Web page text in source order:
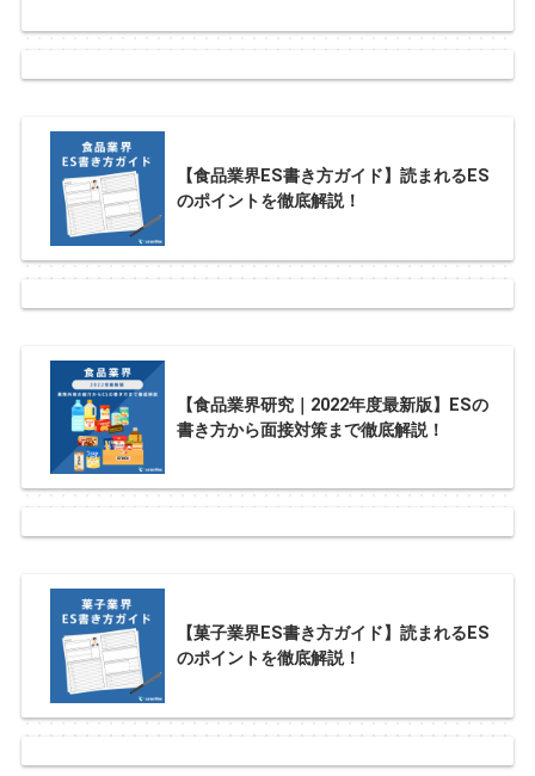
【食品業界ES書き方ガイド】読まれるES
のポイントを徹底解説！
【食品業界研究｜2022年度最新版】ESの
書き方から面接対策まで徹底解説！
【菓子業界ES書き方ガイド】読まれるES
のポイントを徹底解説！